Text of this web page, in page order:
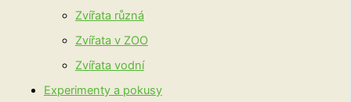
Zvířata různá
Zvířata v ZOO
Zvířata vodní
Experimenty a pokusy